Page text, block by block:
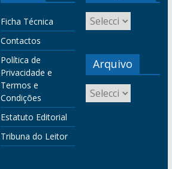
Ficha Técnica
Contactos
Política de
Privacidade e
Termos e
Condições
Estatuto Editorial
Tribuna do Leitor
Arquivo